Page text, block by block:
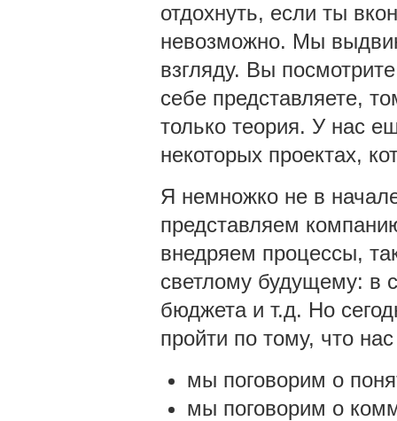
отдохнуть, если ты
невозможно. Мы
взгляду. Вы
себе представляете,
только теория. У нас
некоторых проектах,
Я немножко не в
представляем
внедряем процессы,
светлому будущему: в
бюджета и т.д. Но
пройти по тому, что
мы поговорим о
мы поговорим о